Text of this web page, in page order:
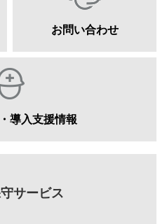
お問い合わせ
導入支援情報
サービス